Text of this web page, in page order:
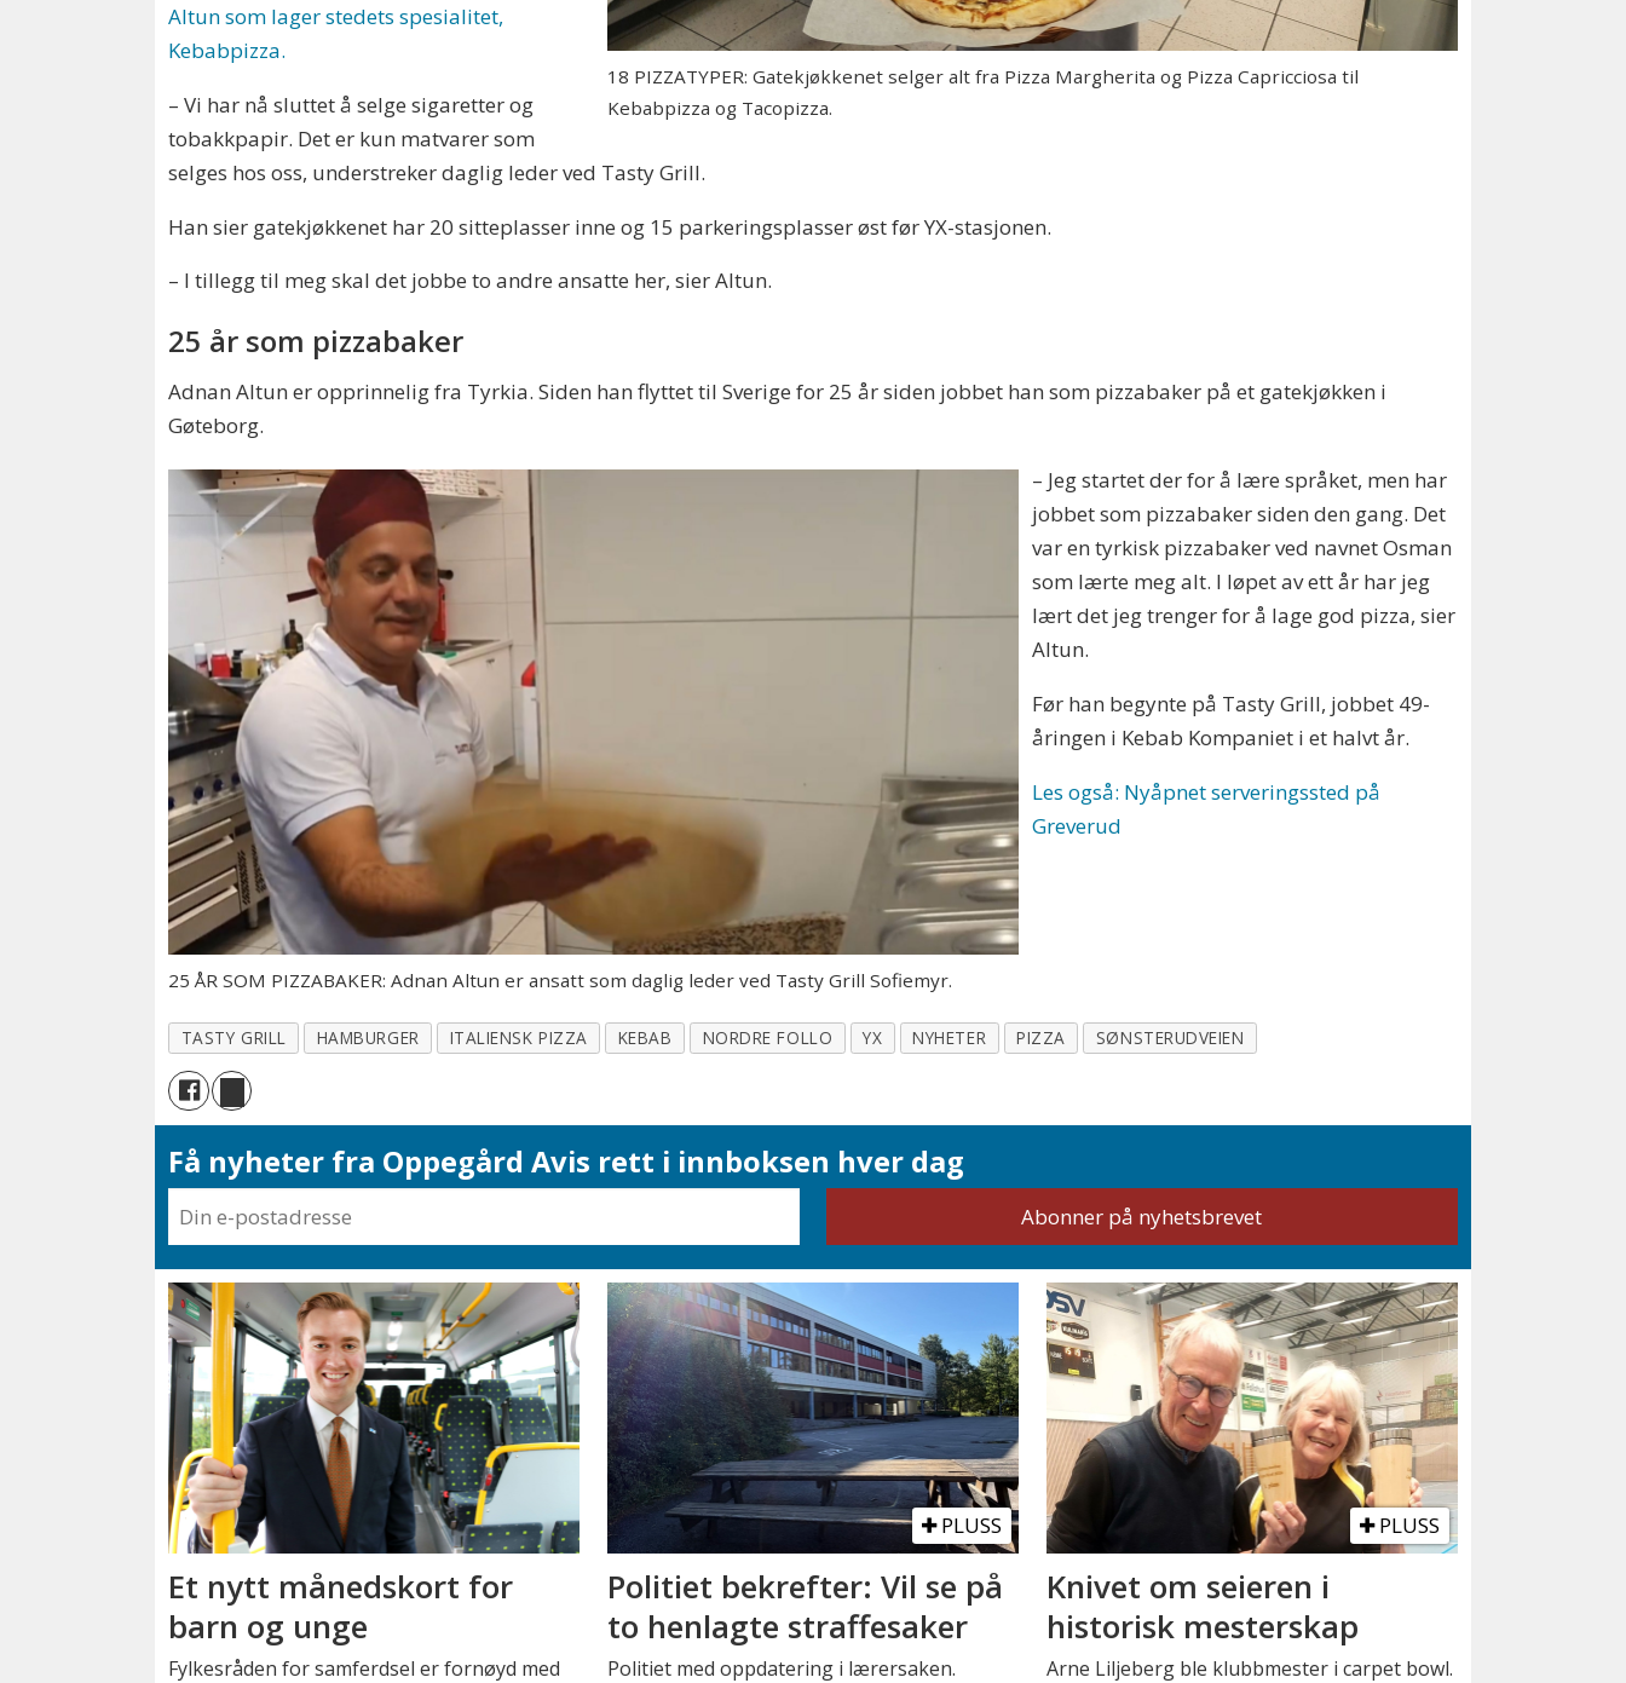
18 PIZZATYPER: Gatekjøkkenet selger alt fra Pizza Margherita og Pizza Capricciosa til
Kebabpizza og Tacopizza.
Altun som lager stedets spesialitet,
Kebabpizza.
– Vi har nå sluttet å selge sigaretter og
tobakkpapir. Det er kun matvarer som
selges hos oss, understreker daglig leder ved Tasty Grill.
Han sier gatekjøkkenet har 20 sitteplasser inne og 15 parkeringsplasser øst før YX-stasjonen.
– I tillegg til meg skal det jobbe to andre ansatte her, sier Altun.
25 år som pizzabaker
Adnan Altun er opprinnelig fra Tyrkia. Siden han flyttet til Sverige for 25 år siden jobbet han som pizzabaker på et gatekjøkken i
Gøteborg.
25 ÅR SOM PIZZABAKER: Adnan Altun er ansatt som daglig leder ved Tasty Grill Sofiemyr.
– Jeg startet der for å lære språket, men har
jobbet som pizzabaker siden den gang. Det
var en tyrkisk pizzabaker ved navnet Osman
som lærte meg alt. I løpet av ett år har jeg
lært det jeg trenger for å lage god pizza, sier
Altun.
Før han begynte på Tasty Grill, jobbet 49-
åringen i Kebab Kompaniet i et halvt år.
Les også: Nyåpnet serveringssted på
Greverud
TASTY GRILL HAMBURGER ITALIENSK PIZZA KEBAB NORDRE FOLLO YX NYHETER PIZZA SØNSTERUDVEIEN
Få nyheter fra Oppegård Avis rett i innboksen hver dag
Et nytt månedskort for
barn og unge
Fylkesråden for samferdsel er fornøyd med
PLUSS
Politiet bekrefter: Vil se på
to henlagte straffesaker
Politiet med oppdatering i lærersaken.
PLUSS
Knivet om seieren i
historisk mesterskap
Arne Liljeberg ble klubbmester i carpet bowl.